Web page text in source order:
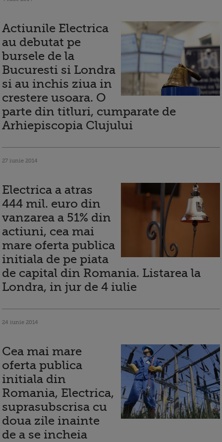
Actiunile Electrica
au debutat pe
bursele de la
Bucuresti si Londra
si au inchis ziua in
crestere usoara. O
parte din titluri, cumparate de
Arhiepiscopia Clujului
27 iunie 2014
Electrica a atras
444 mil. euro din
vanzarea a 51% din
actiuni, cea mai
mare oferta publica
initiala de pe piata
de capital din Romania. Listarea la
Londra, in jur de 4 iulie
24 iunie 2014
Cea mai mare
oferta publica
initiala din
Romania, Electrica,
suprasubscrisa cu
doua zile inainte
de a se incheia